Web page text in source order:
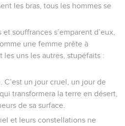
les bras, tous les hommes se
souffrances s’emparent d’eux,
une femme prête à
les uns les autres, stupéfaits :
C’est un jour cruel, un jour de
transformera la terre en désert,
de sa surface.
et leurs constellations ne